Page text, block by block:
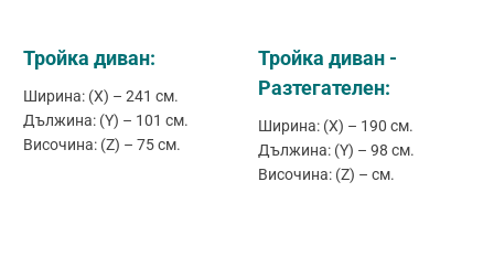
Тройка диван:
Ширина: (X) – 241 см.
Дължина: (Y) – 101 см.
Височина: (Z) – 75 см.
Тройка диван -
Разтегателен:
Ширина: (X) – 190 см.
Дължина: (Y) – 98 см.
Височина: (Z) – см.